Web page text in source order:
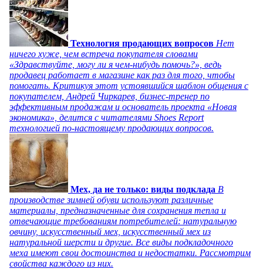
Технология продающих вопросов Нет
ничего хуже, чем встреча покупателя словами
«Здравствуйте, могу ли я чем-нибудь помочь?», ведь
продавец работает в магазине как раз для того, чтобы
помогать. Критикуя этот устоявшийся шаблон общения с
покупателем, Андрей Чиркарев, бизнес-тренер по
эффективным продажам и основатель проекта «Новая
экономика», делится с читателями Shoes Report
технологией по-настоящему продающих вопросов.
Мех, да не только: виды подклада В
производстве зимней обуви используют различные
материалы, предназначенные для сохранения тепла и
отвечающие требованиям потребителей: натуральную
овчину, искусственный мех, искусственный мех из
натуральной шерсти и другие. Все виды подкладочного
меха имеют свои достоинства и недостатки. Рассмотрим
свойства каждого из них.